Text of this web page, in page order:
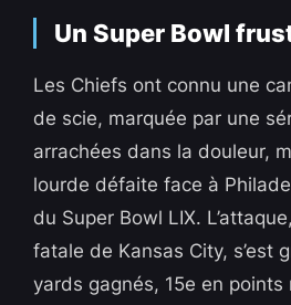
Un Super Bowl
Les Chiefs ont connu une
de scie, marquée par une
arrachées dans la douleur,
lourde défaite face à
du Super Bowl LIX.
fatale de Kansas City, s’est
yards gagnés, 15e en points